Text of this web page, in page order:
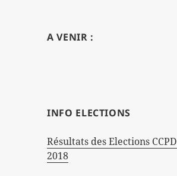
A VENIR :
INFO ELECTIONS
Résultats des Elections CCPD
2018